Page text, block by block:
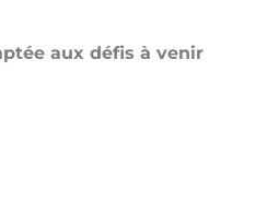
aux défis à venir